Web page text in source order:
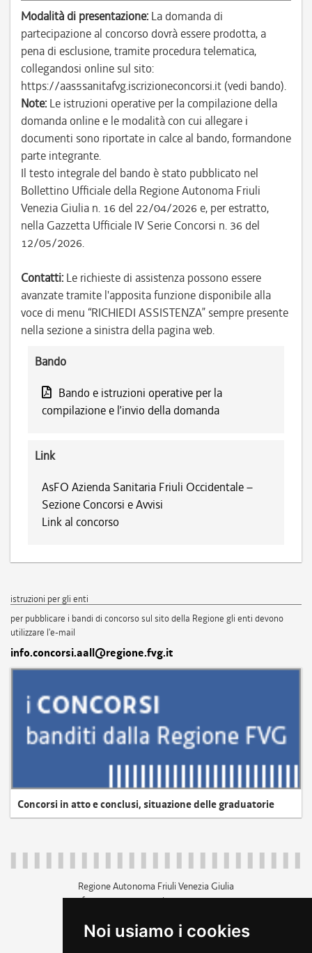
Noi usiamo i cookies
Modalità di presentazione: La domanda di
partecipazione al concorso dovrà essere prodotta, a
pena di esclusione, tramite procedura telematica,
collegandosi online sul sito:
https://aas5sanitafvg.iscrizioneconcorsi.it (vedi bando).
Note: Le istruzioni operative per la compilazione della
domanda online e le modalità con cui allegare i
documenti sono riportate in calce al bando, formandone
parte integrante.
Il testo integrale del bando è stato pubblicato nel
Bollettino Ufficiale della Regione Autonoma Friuli
Venezia Giulia n. 16 del 22/04/2026 e, per estratto,
nella Gazzetta Ufficiale IV Serie Concorsi n. 36 del
12/05/2026.
Contatti: Le richieste di assistenza possono essere
avanzate tramite l'apposita funzione disponibile alla
voce di menu “RICHIEDI ASSISTENZA” sempre presente
nella sezione a sinistra della pagina web.
Bando
Bando e istruzioni operative per la
compilazione e l’invio della domanda
Link
AsFO Azienda Sanitaria Friuli Occidentale –
Sezione Concorsi e Avvisi
Link al concorso
istruzioni per gli enti
per pubblicare i bandi di concorso sul sito della Regione gli enti devono
utilizzare l'e-mail
info.concorsi.aall@regione.fvg.it
Concorsi in atto e conclusi, situazione delle graduatorie
Regione Autonoma Friuli Venezia Giulia
c.f. 80014930327; p.iva 00526040324
+39 040 3771111